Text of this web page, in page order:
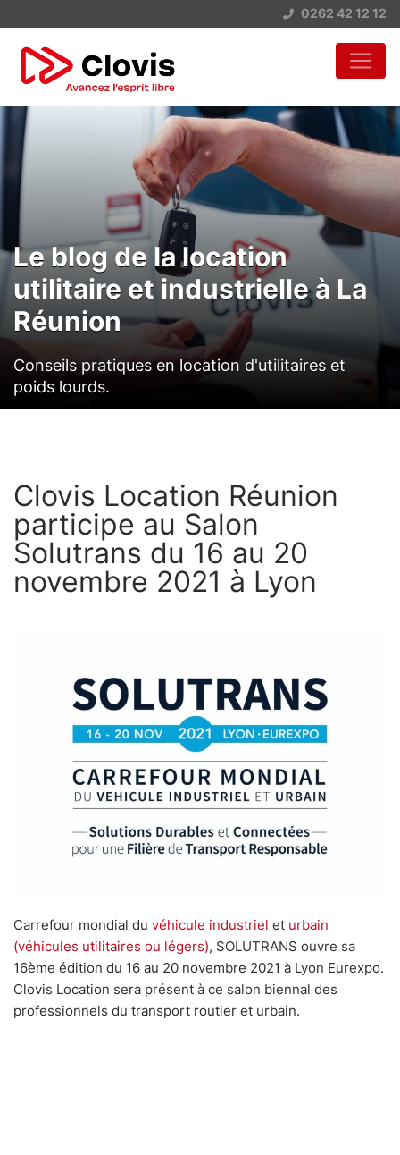
0262 42 12 12
Le blog de la location
utilitaire et industrielle à La
Réunion
Conseils pratiques en location d'utilitaires et
poids lourds.
Clovis Location Réunion
participe au Salon
Solutrans du 16 au 20
novembre 2021 à Lyon
Carrefour mondial du véhicule industriel et urbain
(véhicules utilitaires ou légers), SOLUTRANS ouvre sa
16ème édition du 16 au 20 novembre 2021 à Lyon Eurexpo.
Clovis Location sera présent à ce salon biennal des
professionnels du transport routier et urbain.